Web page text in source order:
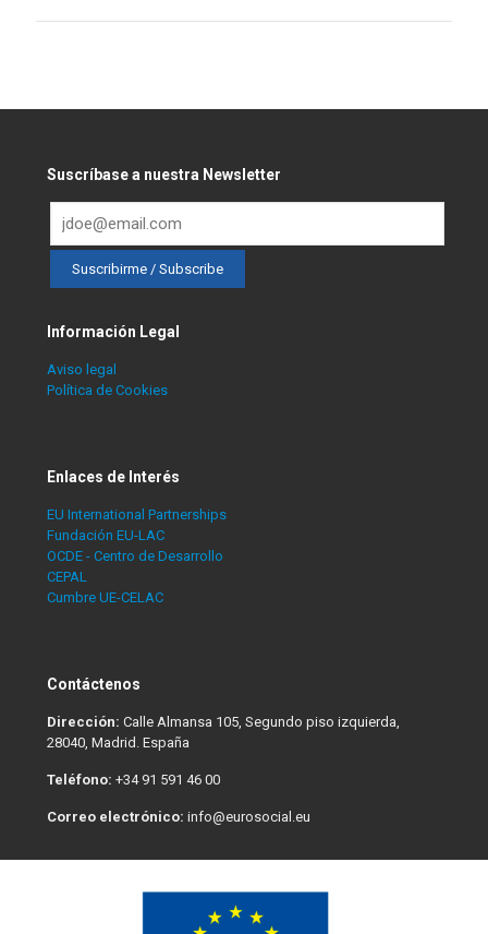
Suscríbase a nuestra Newsletter
Información Legal
Aviso legal
Política de Cookies
Enlaces de Interés
EU International Partnerships
Fundación EU-LAC
OCDE - Centro de Desarrollo
CEPAL
Cumbre UE-CELAC
Contáctenos
Dirección: Calle Almansa 105, Segundo piso izquierda,
28040, Madrid. España
Teléfono: +34 91 591 46 00
Correo electrónico: info@eurosocial.eu